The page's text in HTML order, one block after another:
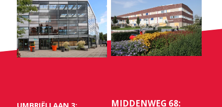
UMBRIËLLAAN 3:
MIDDENWEG 68: